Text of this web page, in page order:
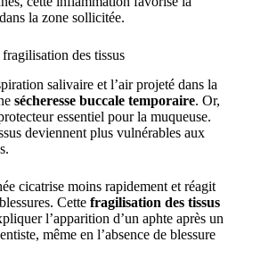
la zone sollicitée.
fragilisation des tissus
salivaire et l’air projeté dans la
sécheresse buccale temporaire. Or,
essentiel pour la muqueuse.
deviennent plus vulnérables aux
cicatrise moins rapidement et réagit
Cette fragilisation des tissus
l’apparition d’un aphte après un
même en l’absence de blessure